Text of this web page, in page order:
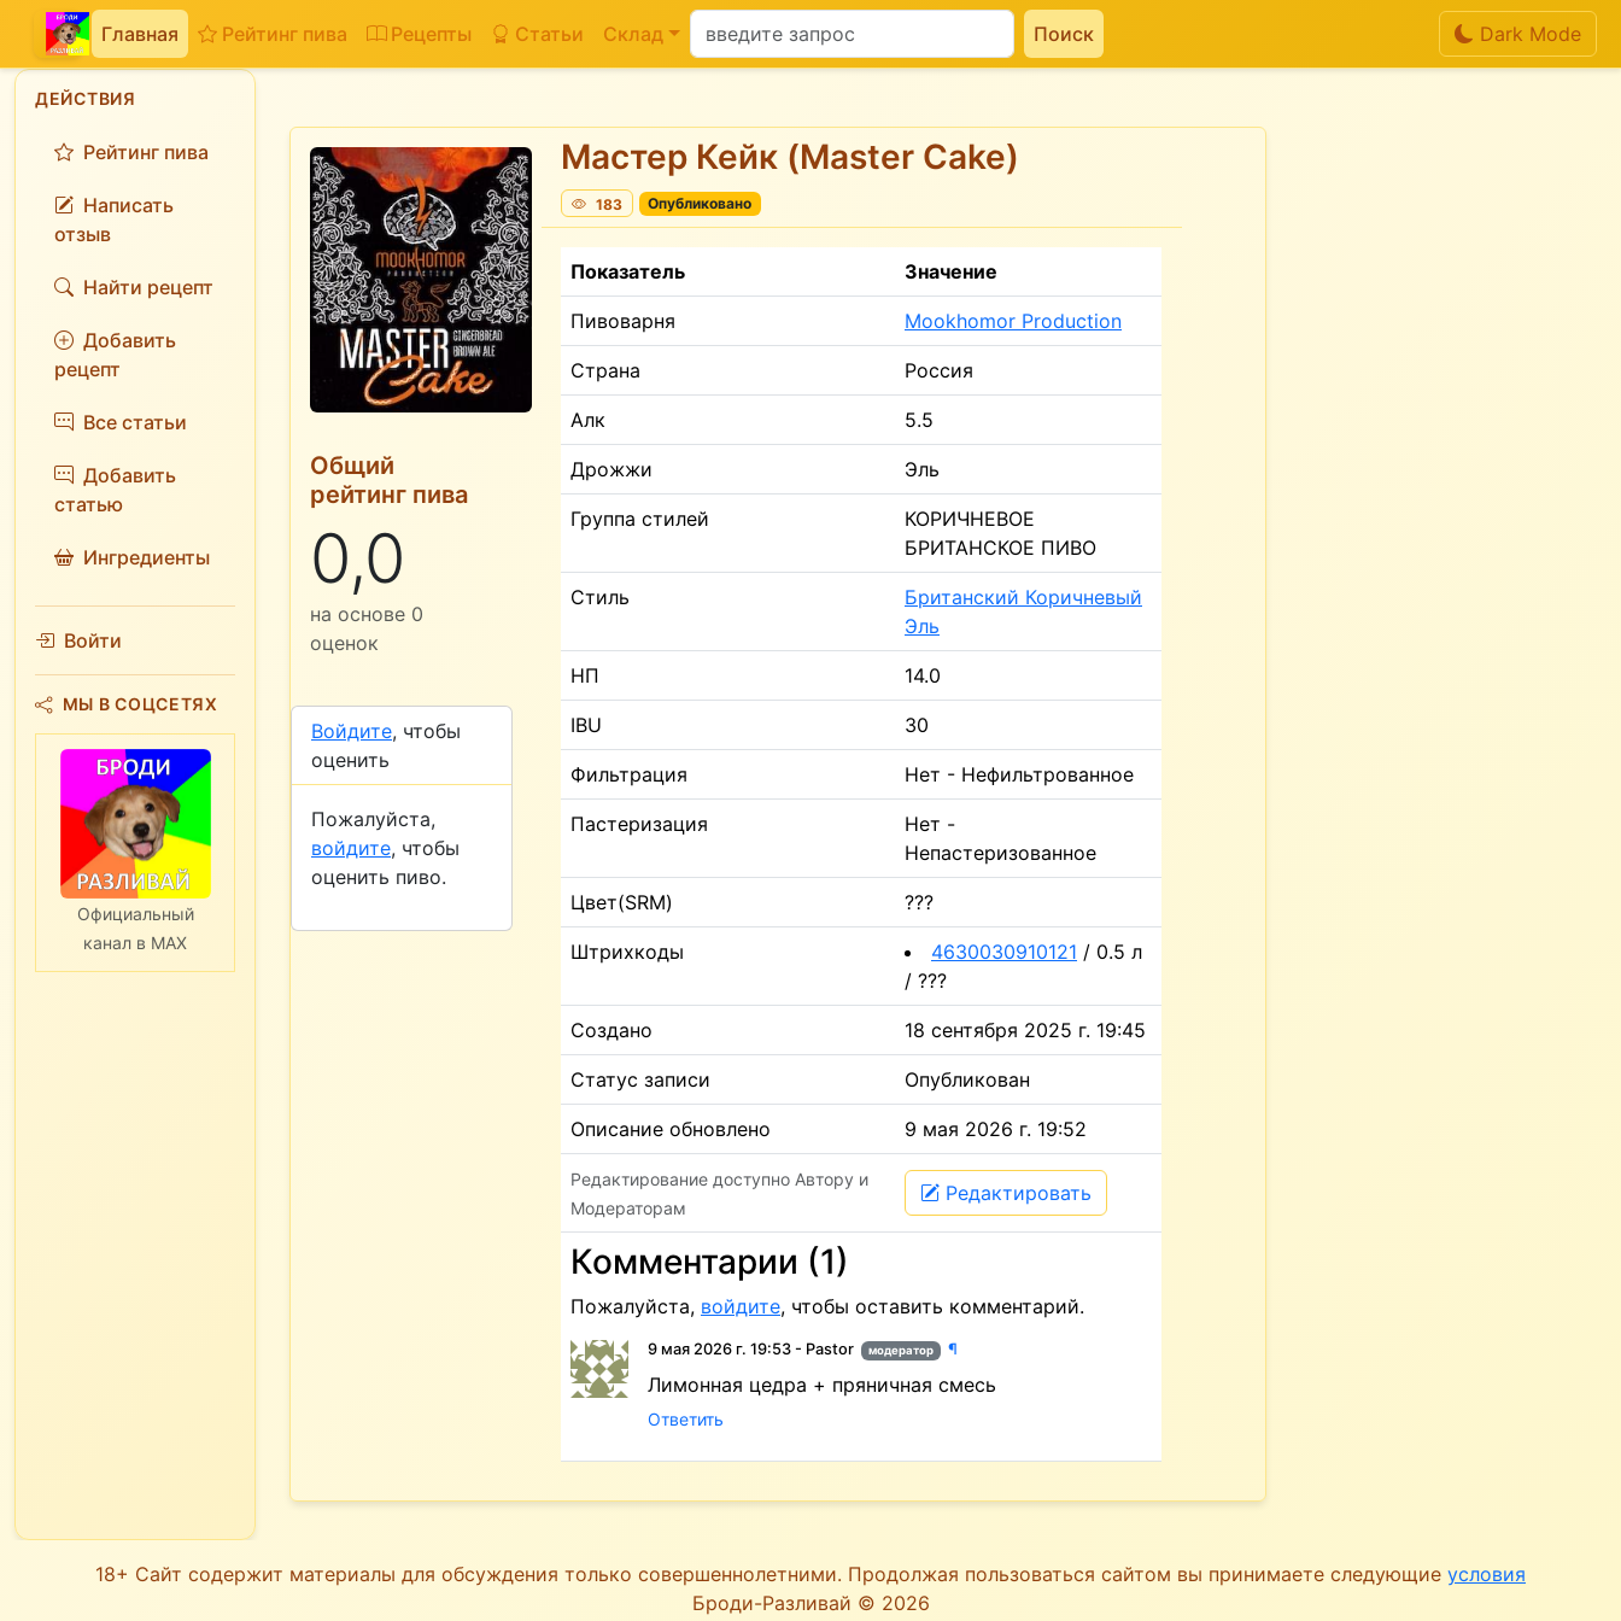
Главная Рейтинг пива Рецепты Статьи Склад Поиск Dark Mode
ДЕЙСТВИЯ
Рейтинг пива
Написать
отзыв
Найти рецепт
Добавить
рецепт
Все статьи
Добавить
статью
Ингредиенты
Войти
МЫ В СОЦСЕТЯХ
Официальный
канал в MAX
Общий
рейтинг пива
0,0
на основе 0
оценок
Войдите, чтобы
оценить
Пожалуйста,
войдите, чтобы
оценить пиво.
Мастер Кейк (Master Cake)
183 Опубликовано
Показатель Значение
Пивоварня Mookhomor Production
Страна Россия
Алк 5.5
Дрожжи Эль
Группа стилей
КОРИЧНЕВОЕ
БРИТАНСКОЕ ПИВО
Стиль
Британский Коричневый
Эль
НП 14.0
IBU 30
Фильтрация Нет - Нефильтрованное
Пастеризация
Нет -
Непастеризованное
Цвет(SRM) ???
Штрихкоды 4630030910121 / 0.5 л
/ ???
Создано 18 сентября 2025 г. 19:45
Статус записи Опубликован
Описание обновлено 9 мая 2026 г. 19:52
Редактирование доступно Автору и
Модераторам
Редактировать
Комментарии (1)
Пожалуйста, войдите, чтобы оставить комментарий.
9 мая 2026 г. 19:53 - Pastor модератор ¶
Лимонная цедра + пряничная смесь
Ответить
18+ Сайт содержит материалы для обсуждения только совершеннолетними. Продолжая пользоваться сайтом вы принимаете следующие условия
Броди-Разливай © 2026